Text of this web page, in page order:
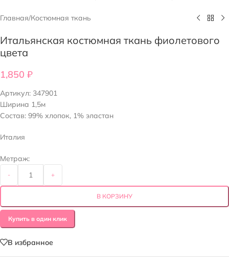
Главная/Костюмная ткань
Итальянская костюмная ткань фиолетового
цвета
1,850 ₽
Артикул: 347901
Ширина 1,5м
Состав: 99% хлопок, 1% эластан
Италия
Метраж:
- +
В КОРЗИНУ
Купить в один клик
В избранное